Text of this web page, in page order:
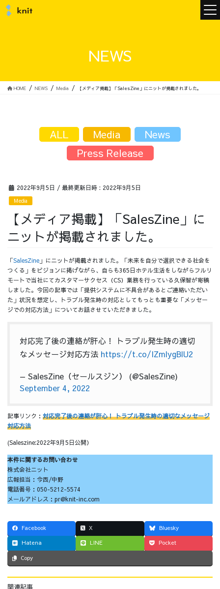
サービス
採用情報
採用情報トップ チームインタビュー01
NEWS
HOME NEWS Media 【メディア掲載】「SalesZine」にニットが掲載されました。
2022年9月5日 / 最終更新日時 : 2022年9月5日
Media
【メディア掲載】「SalesZine」に
ニットが掲載されました。
「SalesZine 」にニットが掲載されました。「未来を自分で選択できる社会を
つくる」をビジョンに掲げながら、自らも365日ホテル生活をしながらフルリ
モートで当社にてカスタマーサクセス（CS）業務を行っている久保智が寄稿
しました。今回の記事では「提供システムに不具合があるとご連絡いただい
た」状況を想定し、トラブル発生時の対応としてもっとも重要な「メッセー
ジでの対応方法」についてお話させていただきました。
対応完了後の連絡が肝心！ トラブル発生時の適切
なメッセージ対応方法 https://t.co/IZmlygBlU2
— SalesZine（セールスジン） (@SalesZine)
September 4, 2022
記事リンク： 対応完了後の連絡が肝心！ トラブル発生時の適切なメッセージ
対応方法
(Saleszine:2022年9月5日公開）
本件に関するお問い合わせ
株式会社ニット
広報担当：今西/中野
電話番号：050-5212-5574
メールアドレス：pr@knit-inc.com
Facebook X
Bluesky
Hatena
LINE Pocket
Copy
関連記事
ALL Media
News
Press Release